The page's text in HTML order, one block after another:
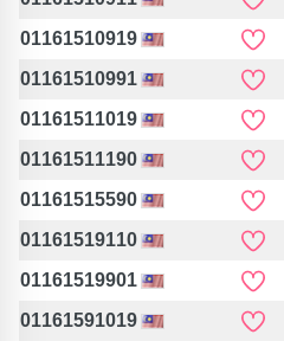
01161510919
01161510991
01161511019
01161511190
01161515590
01161519110
01161519901
01161591019